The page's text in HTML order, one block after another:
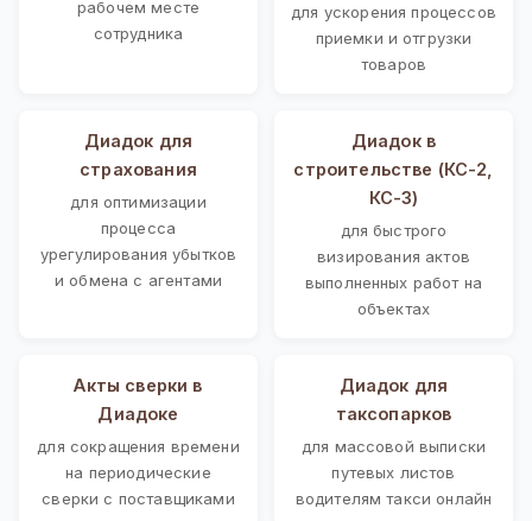
рабочем месте
сотрудника
для ускорения процессов
приемки и отгрузки
товаров
Диадок для
страхования
для оптимизации
процесса
урегулирования убытков
и обмена с агентами
Диадок в
строительстве (КС-2,
КС-3)
для быстрого
визирования актов
выполненных работ на
объектах
Акты сверки в
Диадоке
для сокращения времени
на периодические
сверки с поставщиками
Диадок для
таксопарков
для массовой выписки
путевых листов
водителям такси онлайн